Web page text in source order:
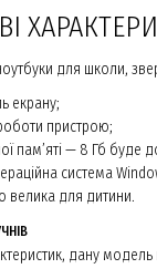
для школи,
екрану;
пристрою;
пам’яті — 8 Гб буде
система
велика для дитини.
дану